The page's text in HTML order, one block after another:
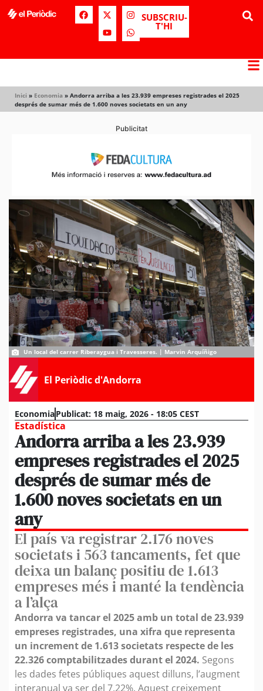
SUBSCRIU-
T'HI
Inici » Economia » Andorra arriba a les 23.939 empreses registrades el 2025
després de sumar més de 1.600 noves societats en un any
Publicitat
Un local del carrer Riberaygua i Travesseres. | Marvin Arquíñigo
El Periòdic d'Andorra
EconomiaPublicat: 18 maig, 2026 - 18:05 CEST
Estadística
Andorra arriba a les 23.939
empreses registrades el 2025
després de sumar més de
1.600 noves societats en un
any
El país va registrar 2.176 noves
societats i 563 tancaments, fet que
deixa un balanç positiu de 1.613
empreses més i manté la tendència
a l’alça
Andorra va tancar el 2025 amb un total de 23.939
empreses registrades, una xifra que representa
un increment de 1.613 societats respecte de les
22.326 comptabilitzades durant el 2024. Segons
les dades fetes públiques aquest dilluns, l’augment
interanual va ser del 7,22%. Aquest creixement